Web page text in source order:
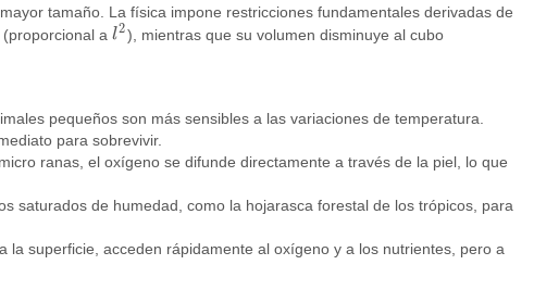
tamaño. La física impone restricciones fundamentales derivadas de
(proporcional al2
l2), mientras que su volumen disminuye al cubo
pequeños son más sensibles a las variaciones de temperatura.
para sobrevivir.
ranas, el oxígeno se difunde directamente a través de la piel, lo que
saturados de humedad, como la hojarasca forestal de los trópicos, para
superficie, acceden rápidamente al oxígeno y a los nutrientes, pero a